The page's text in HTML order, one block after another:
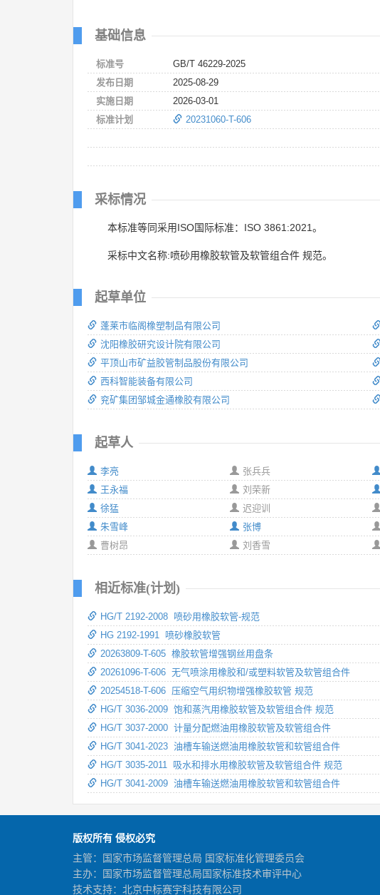
基础信息
标准号
GB/T 46229-2025
发布日期
2025-08-29
实施日期
2026-03-01
标准计划
20231060-T-606
采标情况
本标准等同采用ISO国际标准：ISO 3861:2021。
采标中文名称:喷砂用橡胶软管及软管组合件 规范。
起草单位
蓬莱市临阁橡塑制品有限公司
沈阳橡胶研究设计院有限公司
平顶山市矿益胶管制品股份有限公司
西科智能装备有限公司
兖矿集团邹城金通橡胶有限公司
起草人
李亮
张兵兵
王永福
刘荣新
徐猛
迟迎训
朱雪峰
张博
曹树昂
刘香雪
相近标准(计划)
HG/T 2192-2008 喷砂用橡胶软管-规范
HG 2192-1991 喷砂橡胶软管
20263809-T-605 橡胶软管增强钢丝用盘条
20261096-T-606 无气喷涂用橡胶和/或塑料软管及软管组合件
20254518-T-606 压缩空气用织物增强橡胶软管 规范
HG/T 3036-2009 饱和蒸汽用橡胶软管及软管组合件 规范
HG/T 3037-2000 计量分配燃油用橡胶软管及软管组合件
HG/T 3041-2023 油槽车输送燃油用橡胶软管和软管组合件
HG/T 3035-2011 吸水和排水用橡胶软管及软管组合件 规范
HG/T 3041-2009 油槽车输送燃油用橡胶软管和软管组合件
版权所有 侵权必究
主管：国家市场监督管理总局 国家标准化管理委员会
主办：国家市场监督管理总局国家标准技术审评中心
技术支持：北京中标赛宇科技有限公司